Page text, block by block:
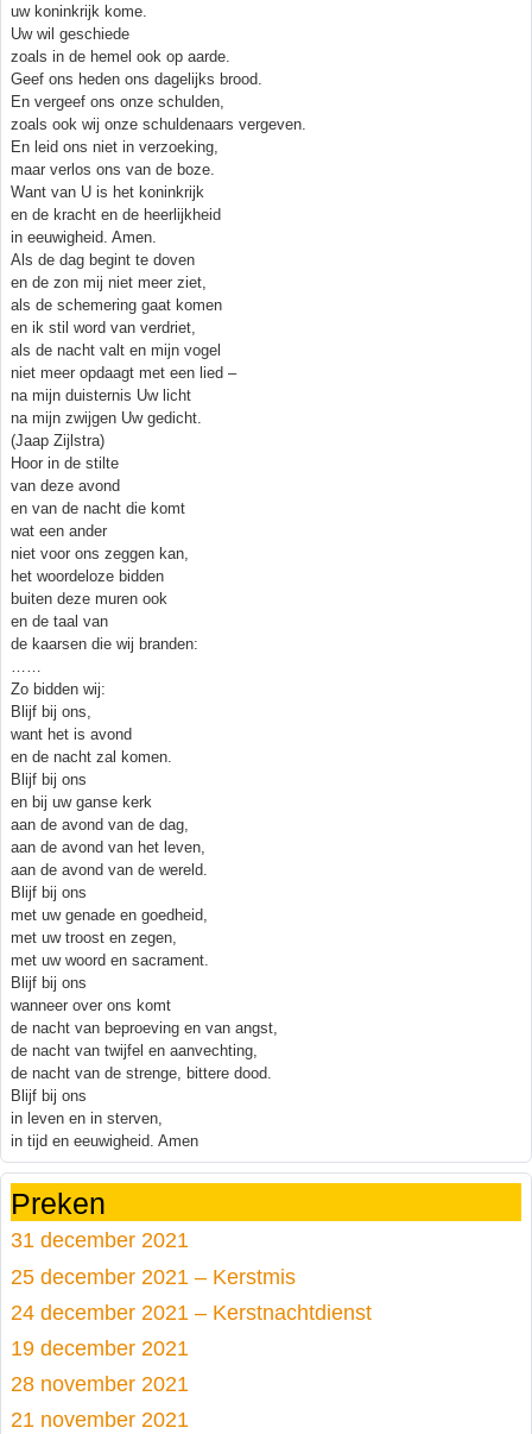
uw koninkrijk kome.
Uw wil geschiede
zoals in de hemel ook op aarde.
Geef ons heden ons dagelijks brood.
En vergeef ons onze schulden,
zoals ook wij onze schuldenaars vergeven.
En leid ons niet in verzoeking,
maar verlos ons van de boze.
Want van U is het koninkrijk
en de kracht en de heerlijkheid
in eeuwigheid. Amen.
Als de dag begint te doven
en de zon mij niet meer ziet,
als de schemering gaat komen
en ik stil word van verdriet,
als de nacht valt en mijn vogel
niet meer opdaagt met een lied –
na mijn duisternis Uw licht
na mijn zwijgen Uw gedicht.
(Jaap Zijlstra)
Hoor in de stilte
van deze avond
en van de nacht die komt
wat een ander
niet voor ons zeggen kan,
het woordeloze bidden
buiten deze muren ook
en de taal van
de kaarsen die wij branden:
Zo bidden wij:
Blijf bij ons,
want het is avond
en de nacht zal komen.
Blijf bij ons
en bij uw ganse kerk
aan de avond van de dag,
aan de avond van het leven,
aan de avond van de wereld.
Blijf bij ons
met uw genade en goedheid,
met uw troost en zegen,
met uw woord en sacrament.
Blijf bij ons
wanneer over ons komt
de nacht van beproeving en van angst,
de nacht van twijfel en aanvechting,
de nacht van de strenge, bittere dood.
Blijf bij ons
in leven en in sterven,
in tijd en eeuwigheid. Amen
Preken
31 december 2021
25 december 2021 – Kerstmis
24 december 2021 – Kerstnachtdienst
19 december 2021
28 november 2021
21 november 2021